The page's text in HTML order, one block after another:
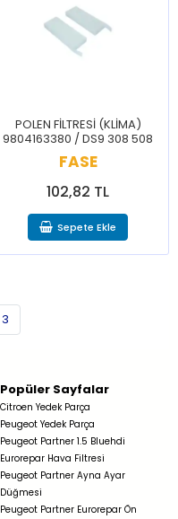
POLEN FİLTRESİ (KLİMA)
9804163380 / DS9 308 508
FASE
102,82 TL
Sepete Ekle
3
Popüler Sayfalar
Citroen Yedek Parça
Peugeot Yedek Parça
Peugeot Partner 1.5 Bluehdi
Eurorepar Hava Filtresi
Peugeot Partner Ayna Ayar
Düğmesi
Peugeot Partner Eurorepar Ön